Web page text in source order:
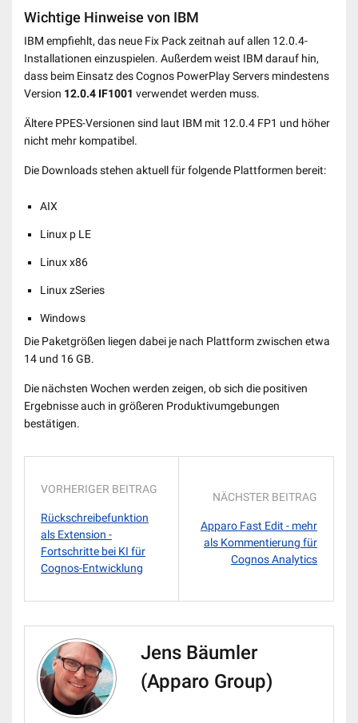
Wichtige Hinweise von IBM
IBM empfiehlt, das neue Fix Pack zeitnah auf allen 12.0.4-
Installationen einzuspielen. Außerdem weist IBM darauf hin,
dass beim Einsatz des Cognos PowerPlay Servers mindestens
Version 12.0.4 IF1001 verwendet werden muss.
Ältere PPES-Versionen sind laut IBM mit 12.0.4 FP1 und höher
nicht mehr kompatibel.
Die Downloads stehen aktuell für folgende Plattformen bereit:
AIX
Linux p LE
Linux x86
Linux zSeries
Windows
Die Paketgrößen liegen dabei je nach Plattform zwischen etwa
14 und 16 GB.
Die nächsten Wochen werden zeigen, ob sich die positiven
Ergebnisse auch in größeren Produktivumgebungen
bestätigen.
VORHERIGER BEITRAG
Rückschreibefunktion
als Extension -
Fortschritte bei KI für
Cognos-Entwicklung
NÄCHSTER BEITRAG
Apparo Fast Edit - mehr
als Kommentierung für
Cognos Analytics
Jens Bäumler
(Apparo Group)